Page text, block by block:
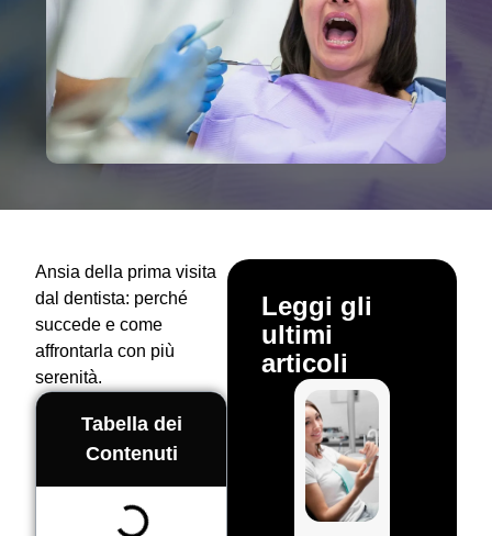
Ansia della prima visita
dal dentista: perché
succede e come
affrontarla con più
serenità.
Tabella dei
Contenuti
Leggi gli
ultimi
articoli